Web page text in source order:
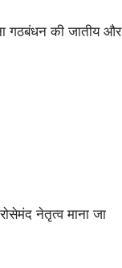
गठबंधन की जातीय और
नेतृत्व माना जा